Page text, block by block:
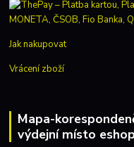
Jak nakupovat
Vrácení zboží
Mapa-
výdejní místo